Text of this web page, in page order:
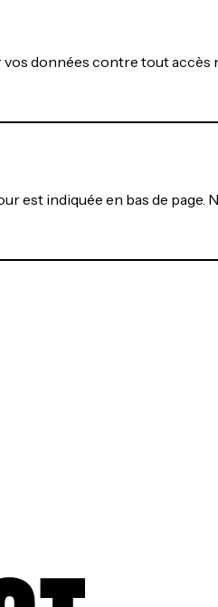
données contre tout accès
est indiquée en bas de page.